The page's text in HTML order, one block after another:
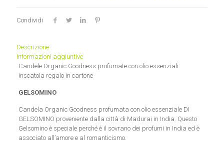
Condividi
Descrizione
Informazioni aggiuntive
Candele Organic Goodness profumate con olio essenziali
inscatola regalo in cartone
GELSOMINO
Candela Organic Goodness profumata con olio essenziale DI
GELSOMINO proveniente dalla città di Madurai in India. Questo
Gelsomino è speciale perché è il sovrano dei profumi in India ed è
associato all’amore e al romanticismo.